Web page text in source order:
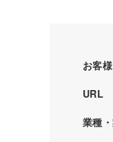
お客様
URL
業種